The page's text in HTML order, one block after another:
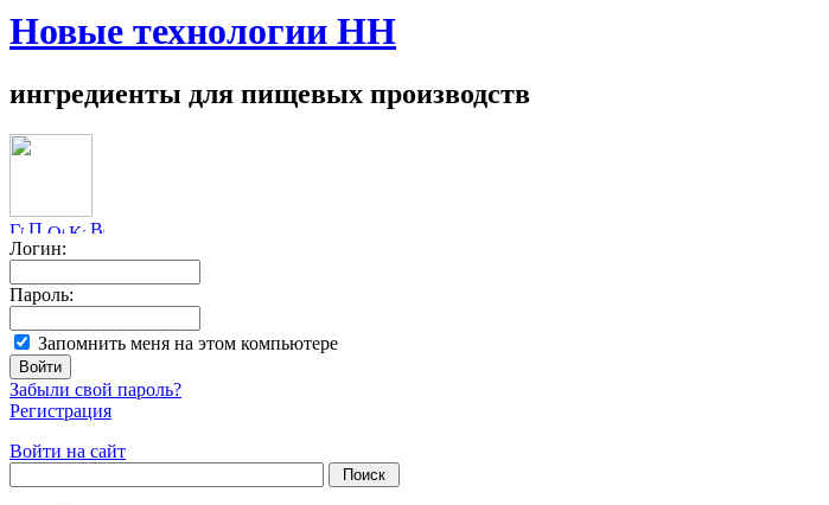
Новые технологии НН
ингредиенты для пищевых производств
Логин:
Пароль:
Запомнить меня на этом компьютере
Забыли свой пароль?
Регистрация
Войти на сайт